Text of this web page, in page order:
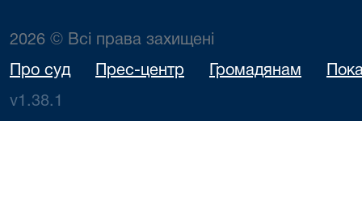
2026 © Всі права захищені
Про суд Прес-центр Громадянам
v1.38.1